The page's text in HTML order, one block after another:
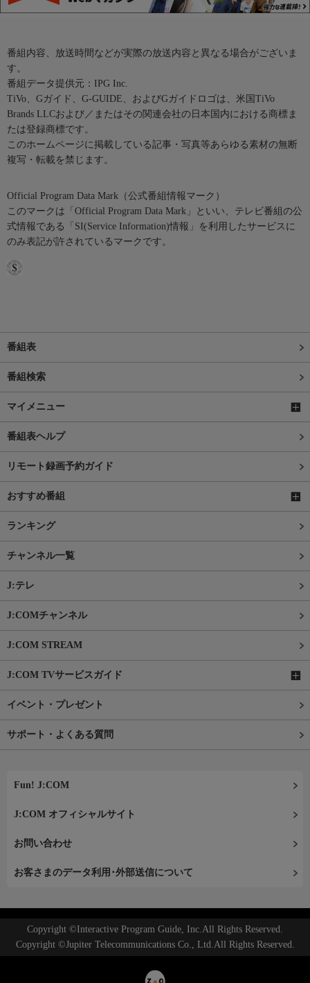
番組内容、放送時間などが実際の放送内容と異なる場合がございま
す。
番組データ提供元：IPG Inc.
TiVo、Gガイド、G-GUIDE、およびGガイドロゴは、米国TiVo
Brands LLCおよび／またはその関連会社の日本国内における商標ま
たは登録商標です。
このホームページに掲載している記事・写真等あらゆる素材の無断
複写・転載を禁じます。
Official Program Data Mark（公式番組情報マーク）
このマークは「Official Program Data Mark」といい、テレビ番組の公
式情報である「SI(Service Information)情報」を利用したサービスに
のみ表記が許されているマークです。
番組表
番組検索
マイメニュー
番組表ヘルプ
リモート録画予約ガイド
おすすめ番組
ランキング
チャンネル一覧
J:テレ
J:COMチャンネル
J:COM STREAM
J:COM TVサービスガイド
イベント・プレゼント
サポート・よくある質問
Fun! J:COM
J:COM オフィシャルサイト
お問い合わせ
お客さまのデータ利用･外部送信について
Copyright ©Interactive Program Guide, Inc.All Rights Reserved.
Copyright ©Jupiter Telecommunications Co., Ltd.All Rights Reserved.